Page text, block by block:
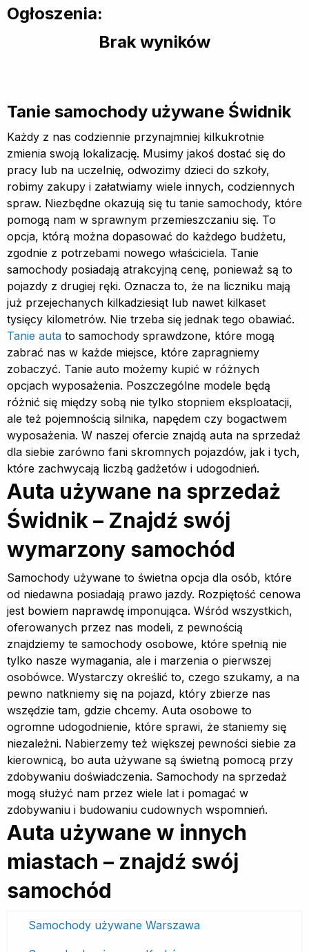
Ogłoszenia:
Brak wyników
Tanie samochody używane Świdnik
Każdy z nas codziennie przynajmniej kilkukrotnie
zmienia swoją lokalizację. Musimy jakoś dostać się do
pracy lub na uczelnię, odwozimy dzieci do szkoły,
robimy zakupy i załatwiamy wiele innych, codziennych
spraw. Niezbędne okazują się tu tanie samochody, które
pomogą nam w sprawnym przemieszczaniu się. To
opcja, którą można dopasować do każdego budżetu,
zgodnie z potrzebami nowego właściciela. Tanie
samochody posiadają atrakcyjną cenę, ponieważ są to
pojazdy z drugiej ręki. Oznacza to, że na liczniku mają
już przejechanych kilkadziesiąt lub nawet kilkaset
tysięcy kilometrów. Nie trzeba się jednak tego obawiać.
Tanie auta to samochody sprawdzone, które mogą
zabrać nas w każde miejsce, które zapragniemy
zobaczyć. Tanie auto możemy kupić w różnych
opcjach wyposażenia. Poszczególne modele będą
różnić się między sobą nie tylko stopniem eksploatacji,
ale też pojemnością silnika, napędem czy bogactwem
wyposażenia. W naszej ofercie znajdą auta na sprzedaż
dla siebie zarówno fani skromnych pojazdów, jak i tych,
które zachwycają liczbą gadżetów i udogodnień.
Auta używane na sprzedaż
Świdnik – Znajdź swój
wymarzony samochód
Samochody używane to świetna opcja dla osób, które
od niedawna posiadają prawo jazdy. Rozpiętość cenowa
jest bowiem naprawdę imponująca. Wśród wszystkich,
oferowanych przez nas modeli, z pewnością
znajdziemy te samochody osobowe, które spełnią nie
tylko nasze wymagania, ale i marzenia o pierwszej
osobówce. Wystarczy określić to, czego szukamy, a na
pewno natkniemy się na pojazd, który zbierze nas
wszędzie tam, gdzie chcemy. Auta osobowe to
ogromne udogodnienie, które sprawi, że staniemy się
niezależni. Nabierzemy też większej pewności siebie za
kierownicą, bo auta używane są świetną pomocą przy
zdobywaniu doświadczenia. Samochody na sprzedaż
mogą służyć nam przez wiele lat i pomagać w
zdobywaniu i budowaniu cudownych wspomnień.
Auta używane w innych
miastach – znajdź swój
samochód
Samochody używane Warszawa